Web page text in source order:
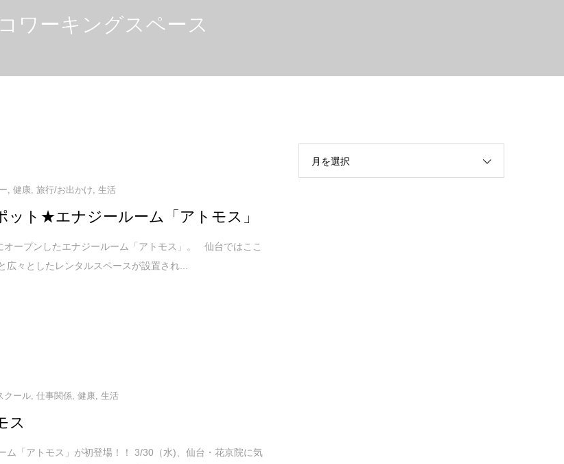
コワーキングスペース
,健康,旅行/お出かけ,生活
ット★エナジールーム「アトモス」
オープンしたエナジールーム「アトモス」。 仙台ではここ
広々としたレンタルスペースが設置され...
クール ,仕事関係 ,健康 ,生活
ス
ム「アトモス」が初登場！！ 3/30（水)、仙台・花京院に気
月を選択